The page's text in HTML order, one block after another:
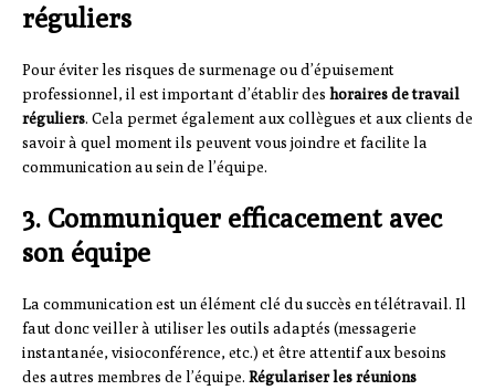
réguliers
Pour éviter les risques de surmenage ou d’épuisement
professionnel, il est important d’établir des horaires de travail
réguliers. Cela permet également aux collègues et aux clients de
savoir à quel moment ils peuvent vous joindre et facilite la
communication au sein de l’équipe.
3. Communiquer efficacement avec
son équipe
La communication est un élément clé du succès en télétravail. Il
faut donc veiller à utiliser les outils adaptés (messagerie
instantanée, visioconférence, etc.) et être attentif aux besoins
des autres membres de l’équipe. Régulariser les réunions